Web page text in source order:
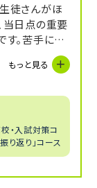
徒さんがほ
当日点の重要
。苦手にし
入試本番に備
教材」と映像
ます。
もっと見る
・入試対策コ
り返り」コース